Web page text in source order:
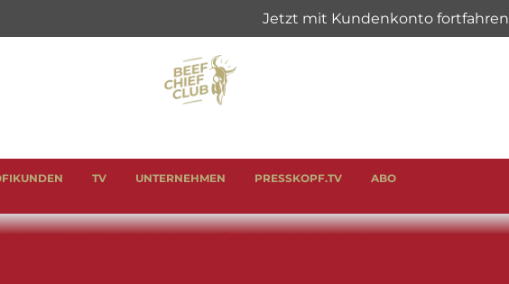
TV UNTERNEHMEN PRESSKOPF.TV ABO